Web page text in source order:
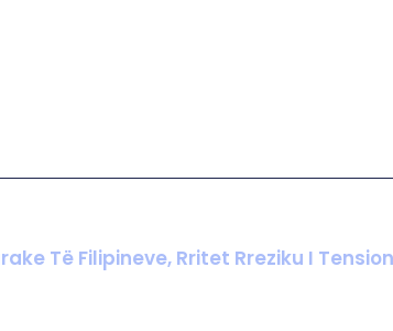
Të Filipineve, Rritet Rreziku I